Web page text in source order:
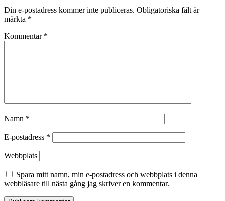
Din e-postadress kommer inte publiceras. Obligatoriska fält är
märkta *
Kommentar *
Namn *
E-postadress *
Webbplats
Spara mitt namn, min e-postadress och webbplats i denna
webbläsare till nästa gång jag skriver en kommentar.